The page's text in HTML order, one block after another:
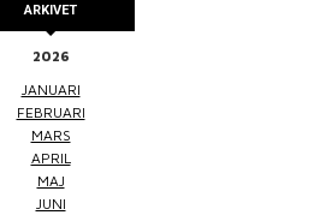
ARKIVET
2026
JANUARI
FEBRUARI
MARS
APRIL
MAJ
JUNI